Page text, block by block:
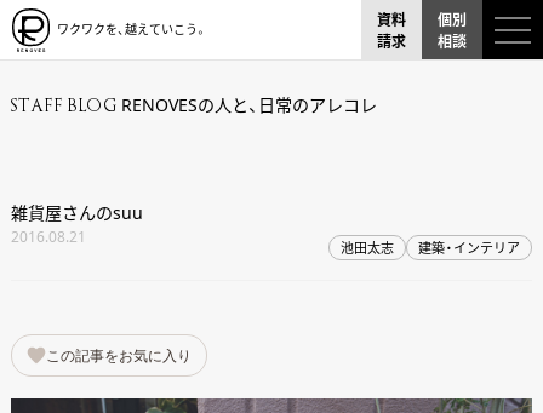
ワクワクを、越えていこう。
資料
請求
個別
相談
STAFF BLOG RENOVESの人と、日常のアレコレ
雑貨屋さんのsuu
2016.08.21
池田太志 建築・インテリア
この記事をお気に入り